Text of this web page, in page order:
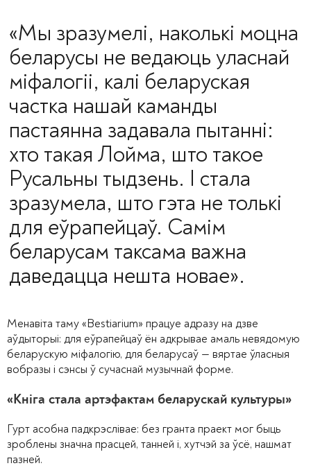
«Мы зразумелі, наколькі моцна
беларусы не ведаюць уласнай
міфалогіі, калі беларуская
частка нашай каманды
пастаянна задавала пытанні:
хто такая Лойма, што такое
Русальны тыдзень. І стала
зразумела, што гэта не толькі
для еўрапейцаў. Самім
беларусам таксама важна
даведацца нешта новае».
Менавіта таму «Bestiarium» працуе адразу на дзве
аўдыторыі: для еўрапейцаў ён адкрывае амаль невядомую
беларускую міфалогію, для беларусаў — вяртае ўласныя
вобразы і сэнсы ў сучаснай музычнай форме.
«Кніга стала артэфактам беларускай культуры»
Гурт асобна падкрэслівае: без гранта праект мог быць
зроблены значна прасцей, танней і, хутчэй за ўсё, нашмат
пазней.